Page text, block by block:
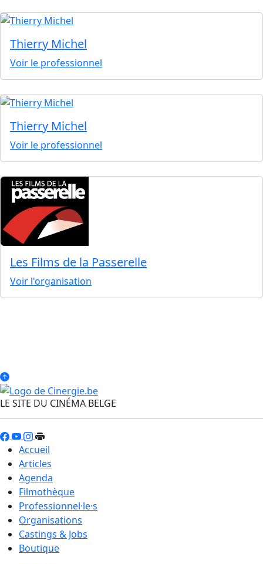
Thierry Michel
Voir le professionnel
Thierry Michel
Voir le professionnel
Les Films de la Passerelle
Voir l'organisation
LE SITE DU CINÉMA BELGE
Accueil
Articles
Agenda
Filmothèque
Professionnel·le·s
Organisations
Castings & Jobs
Boutique